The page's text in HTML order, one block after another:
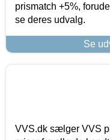
prismatch +5%,
se deres udvalg.
Se
VVS.dk sælger VVS